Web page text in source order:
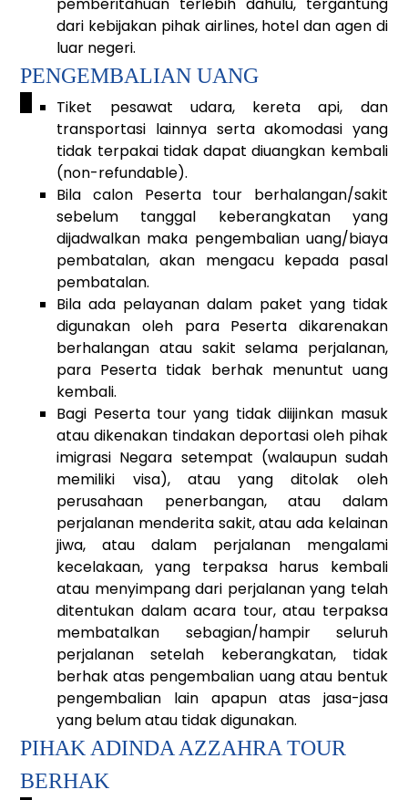
dari kebijakan pihak airlines, hotel dan agen di
luar negeri.
PENGEMBALIAN UANG
Tiket pesawat udara, kereta api, dan
transportasi lainnya serta akomodasi yang
tidak terpakai tidak dapat diuangkan kembali
(non-refundable).
Bila calon Peserta tour berhalangan/sakit
sebelum tanggal keberangkatan yang
dijadwalkan maka pengembalian uang/biaya
pembatalan, akan mengacu kepada pasal
pembatalan.
Bila ada pelayanan dalam paket yang tidak
digunakan oleh para Peserta dikarenakan
berhalangan atau sakit selama perjalanan,
para Peserta tidak berhak menuntut uang
kembali.
Bagi Peserta tour yang tidak diijinkan masuk
atau dikenakan tindakan deportasi oleh pihak
imigrasi Negara setempat (walaupun sudah
memiliki visa), atau yang ditolak oleh
perusahaan penerbangan, atau dalam
perjalanan menderita sakit, atau ada kelainan
jiwa, atau dalam perjalanan mengalami
kecelakaan, yang terpaksa harus kembali
atau menyimpang dari perjalanan yang telah
ditentukan dalam acara tour, atau terpaksa
membatalkan sebagian/hampir seluruh
perjalanan setelah keberangkatan, tidak
berhak atas pengembalian uang atau bentuk
pengembalian lain apapun atas jasa-jasa
yang belum atau tidak digunakan.
PIHAK ADINDA AZZAHRA TOUR
BERHAK